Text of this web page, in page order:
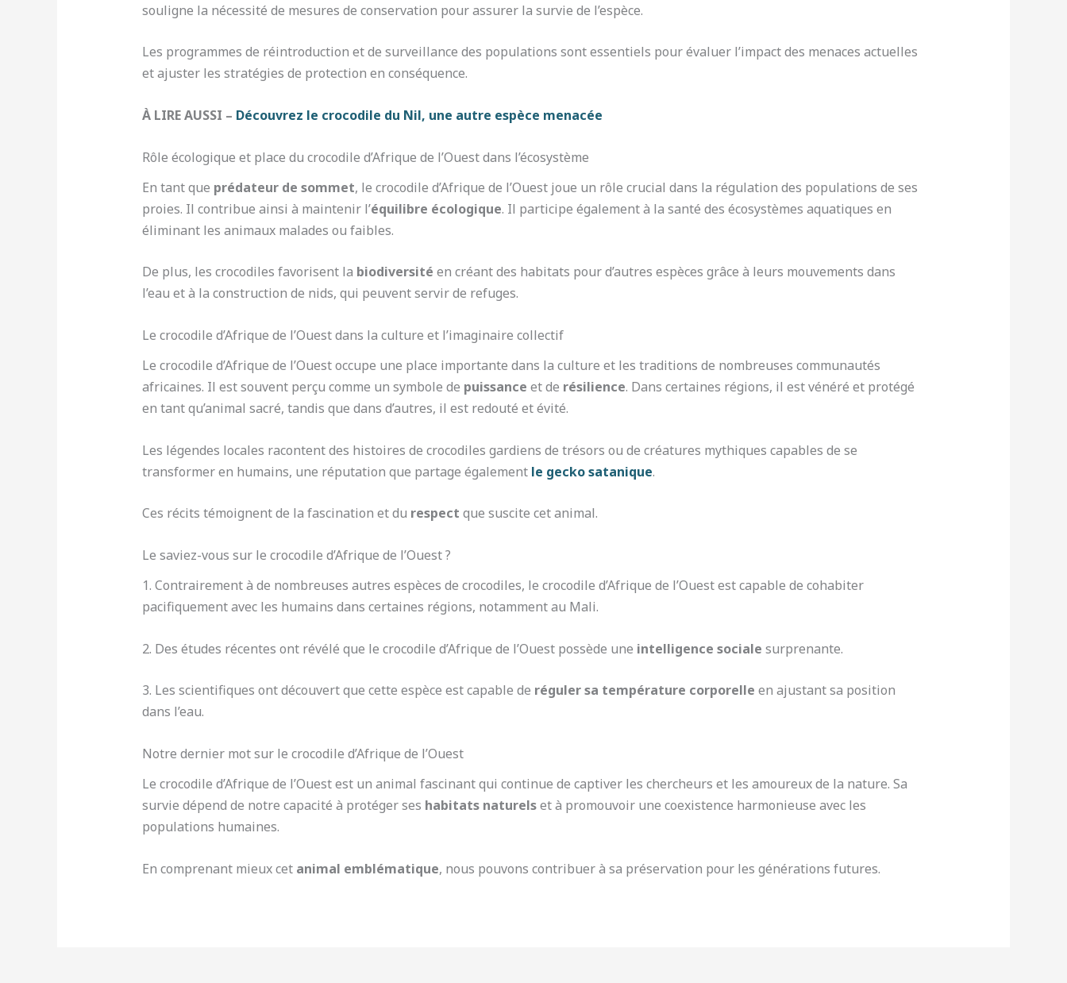
souligne la nécessité de mesures de conservation pour assurer la survie de l’espèce.
Les programmes de réintroduction et de surveillance des populations sont essentiels pour évaluer l’impact des menaces actuelles
et ajuster les stratégies de protection en conséquence.
À LIRE AUSSI – Découvrez le crocodile du Nil, une autre espèce menacée
Rôle écologique et place du crocodile d’Afrique de l’Ouest dans l’écosystème
En tant que prédateur de sommet, le crocodile d’Afrique de l’Ouest joue un rôle crucial dans la régulation des populations de ses
proies. Il contribue ainsi à maintenir l’équilibre écologique. Il participe également à la santé des écosystèmes aquatiques en
éliminant les animaux malades ou faibles.
De plus, les crocodiles favorisent la biodiversité en créant des habitats pour d’autres espèces grâce à leurs mouvements dans
l’eau et à la construction de nids, qui peuvent servir de refuges.
Le crocodile d’Afrique de l’Ouest dans la culture et l’imaginaire collectif
Le crocodile d’Afrique de l’Ouest occupe une place importante dans la culture et les traditions de nombreuses communautés
africaines. Il est souvent perçu comme un symbole de puissance et de résilience. Dans certaines régions, il est vénéré et protégé
en tant qu’animal sacré, tandis que dans d’autres, il est redouté et évité.
Les légendes locales racontent des histoires de crocodiles gardiens de trésors ou de créatures mythiques capables de se
transformer en humains, une réputation que partage également le gecko satanique.
Ces récits témoignent de la fascination et du respect que suscite cet animal.
Le saviez-vous sur le crocodile d’Afrique de l’Ouest ?
1. Contrairement à de nombreuses autres espèces de crocodiles, le crocodile d’Afrique de l’Ouest est capable de cohabiter
pacifiquement avec les humains dans certaines régions, notamment au Mali.
2. Des études récentes ont révélé que le crocodile d’Afrique de l’Ouest possède une intelligence sociale surprenante.
3. Les scientifiques ont découvert que cette espèce est capable de réguler sa température corporelle en ajustant sa position
dans l’eau.
Notre dernier mot sur le crocodile d’Afrique de l’Ouest
Le crocodile d’Afrique de l’Ouest est un animal fascinant qui continue de captiver les chercheurs et les amoureux de la nature. Sa
survie dépend de notre capacité à protéger ses habitats naturelset à promouvoir une coexistence harmonieuse avec les
populations humaines.
En comprenant mieux cet animal emblématique, nous pouvons contribuer à sa préservation pour les générations futures.